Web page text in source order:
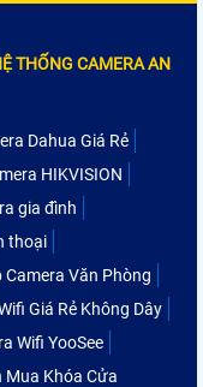
THỐNG CAMERA AN
Dahua Giá Rẻ
HIKVISION
gia đình
thoại
Camera Văn Phòng
Giá Rẻ Không Dây
Wifi YooSee
Mua Khóa Cửa